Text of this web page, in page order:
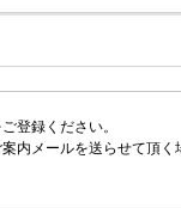
登録ください。
内メールを送らせて頂く